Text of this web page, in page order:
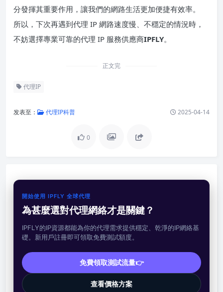
分發揮其重要作用，讓我們的網路生活更加便捷有效率。
所以，下次再遇到代理 IP 網路速度慢、不穩定的情況時，
不妨選擇專業可靠的代理 IP 服務供應商IPFLY。
正文完
代理IP
发表至： 代理IP科普 2025-04-14
0
開始使用 IPFLY 全球代理
為甚麼選對代理網絡才是關鍵？
IPFLY的IP資源都能為你的代理需求提供穩定、乾淨的IP網絡基
礎。新用戶註冊即可領取免費測試額度。
免費領取測試流量👉
查看價格方案